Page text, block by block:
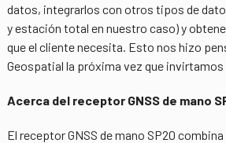
datos, integrarlos con otros tipos de
y estación total en nuestro caso) y
que el cliente necesita. Esto nos hizo
Geospatial la próxima vez que
Acerca del receptor GNSS de mano
El receptor GNSS de mano SP20